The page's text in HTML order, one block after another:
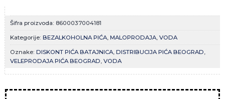
Šifra proizvoda: 8600037004181
Kategorije: BEZALKOHOLNA PIĆA, MALOPRODAJA, VODA
Oznake: DISKONT PIĆA BATAJNICA, DISTRIBUCIJA PIĆA BEOGRAD,
VELEPRODAJA PIĆA BEOGRAD, VODA